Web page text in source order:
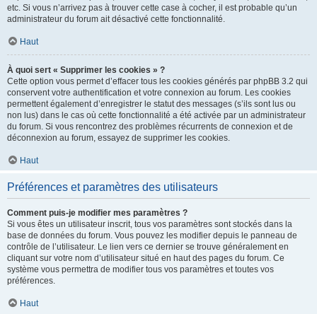
etc. Si vous n’arrivez pas à trouver cette case à cocher, il est probable qu’un
administrateur du forum ait désactivé cette fonctionnalité.
Haut
À quoi sert « Supprimer les cookies » ?
Cette option vous permet d’effacer tous les cookies générés par phpBB 3.2 qui
conservent votre authentification et votre connexion au forum. Les cookies
permettent également d’enregistrer le statut des messages (s’ils sont lus ou
non lus) dans le cas où cette fonctionnalité a été activée par un administrateur
du forum. Si vous rencontrez des problèmes récurrents de connexion et de
déconnexion au forum, essayez de supprimer les cookies.
Haut
Préférences et paramètres des utilisateurs
Comment puis-je modifier mes paramètres ?
Si vous êtes un utilisateur inscrit, tous vos paramètres sont stockés dans la
base de données du forum. Vous pouvez les modifier depuis le panneau de
contrôle de l’utilisateur. Le lien vers ce dernier se trouve généralement en
cliquant sur votre nom d’utilisateur situé en haut des pages du forum. Ce
système vous permettra de modifier tous vos paramètres et toutes vos
préférences.
Haut